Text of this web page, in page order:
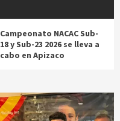
Campeonato NACAC Sub-
18 y Sub-23 2026 se lleva a
cabo en Apizaco